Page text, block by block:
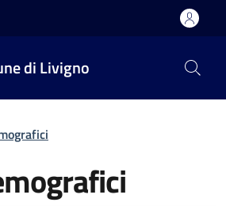
di Livigno